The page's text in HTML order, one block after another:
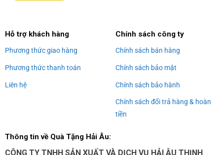
Hỗ trợ khách hàng
Phương thức giao hàng
Phương thức thanh toán
Liên hệ
Chính sách công ty
Chính sách bán hàng
Chính sách bảo mật
Chính sách bảo hành
Chính sách đổi trả hàng & hoàn
tiền
Thông tin về Quà Tặng Hải Âu:
CÔNG TY TNHH SẢN XUẤT VÀ DỊCH VỤ HẢI ÂU THỊNH